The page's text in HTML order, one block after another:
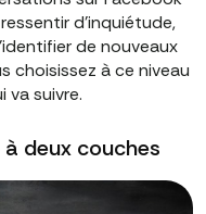
d'inquiétude,
de nouveaux
choisissez à ce niveau
suivre.
deux couches